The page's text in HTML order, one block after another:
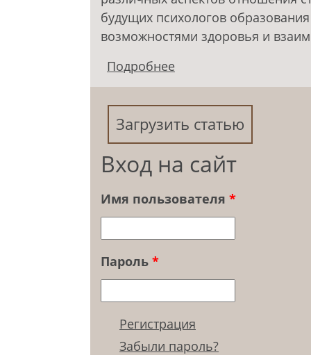
будущих психологов
возможностями здоровья и
Подробнее
возможностями
Загрузить статью
Вход на сайт
Имя пользователя *
Пароль *
Регистрация
Забыли пароль?